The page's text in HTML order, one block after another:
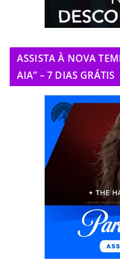
ASSISTA À NOVA
AIA” – 7 DIAS GRÁTIS